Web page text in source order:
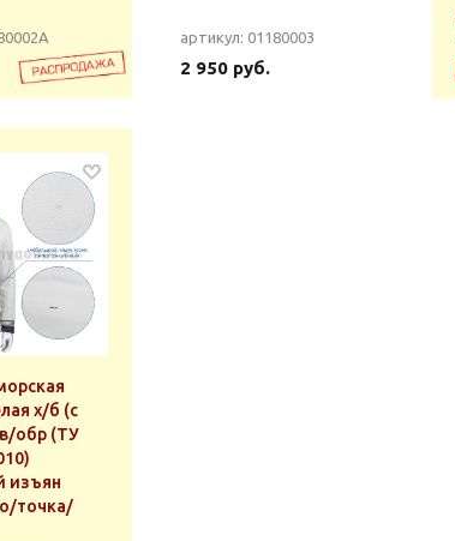
артикул: 01180003
2 950 руб.
х/б (с
обр (ТУ
изъян
точка/